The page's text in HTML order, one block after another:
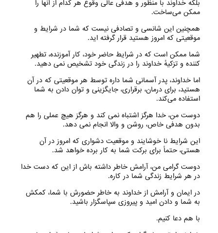
بلکه خداوند با منظور و هدفی عالی وقوع هر کدام از آنها را
ممکن می‌‌ساخت.
همچنین این شانسی و تصادفی نیست که شما در شرایط و
موقعیتی که امروز هستید قرار گرفته اید.
شما ممکن است که در شرایط حاضر خود، کار آموزنده، تطهیر
کننده و تزکیهٔ خداوند را در زندگی خود تشخیص نمی دهید.
اما خداوند، پدر آسمانی شما داره توسط هر موقعیتی که در آن
هستید، برای درمان، برقراری، جایگزینی و توان دادن به شما
استفاده می‌‌کند.
دوست من، خدا هرگز اشتباه نمی کند و هرگز هیچ عملی را هم
بدون هدفی خاص، روشن و والا انجام نمی دهد.
این شرایط نا خوشایند و موقعیت دشواری که امروز در آن
هستی‌، حتماً برای برکت شما به کار برده خواهد شد.
دوست گرامی من، آرامش خاطر داشته باش از این که دست خدا
در هر شرایط زندگی شما در کاره.
در ایمان و آرامش از خداوند به خاطر حضورش با شما، کمکش
به شما و دادن امید و پیروزی سپاسگزار باشید.
با هم دعا‌ کنیم.